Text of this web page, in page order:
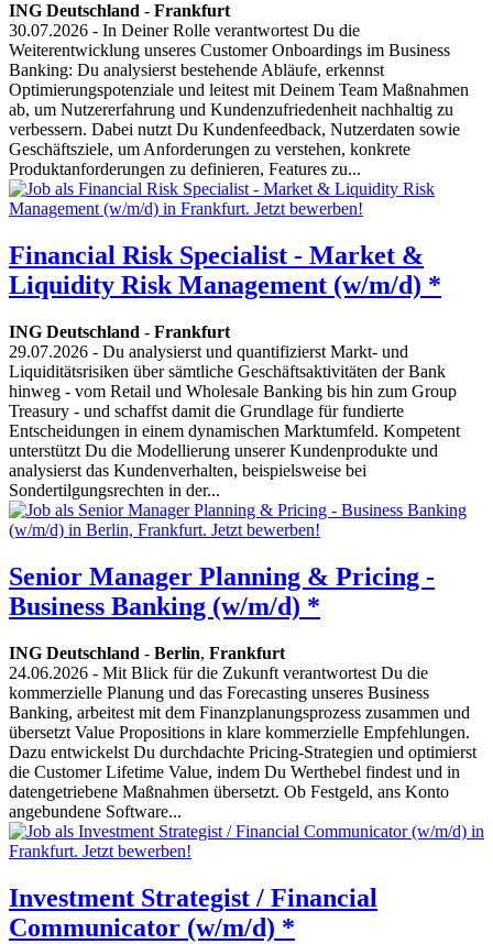
ING Deutschland - Frankfurt
30.07.2026 - In Deiner Rolle verantwortest Du die
Weiterentwicklung unseres Customer Onboardings im Business
Banking: Du analysierst bestehende Abläufe, erkennst
Optimierungspotenziale und leitest mit Deinem Team Maßnahmen
ab, um Nutzererfahrung und Kundenzufriedenheit nachhaltig zu
verbessern. Dabei nutzt Du Kundenfeedback, Nutzerdaten sowie
Geschäftsziele, um Anforderungen zu verstehen, konkrete
Produktanforderungen zu definieren, Features zu...
Financial Risk Specialist - Market &
Liquidity Risk Management (w/m/d) *
ING Deutschland - Frankfurt
29.07.2026 - Du analysierst und quantifizierst Markt- und
Liquiditätsrisiken über sämtliche Geschäftsaktivitäten der Bank
hinweg - vom Retail und Wholesale Banking bis hin zum Group
Treasury - und schaffst damit die Grundlage für fundierte
Entscheidungen in einem dynamischen Marktumfeld. Kompetent
unterstützt Du die Modellierung unserer Kundenprodukte und
analysierst das Kundenverhalten, beispielsweise bei
Sondertilgungsrechten in der...
Senior Manager Planning & Pricing -
Business Banking (w/m/d) *
ING Deutschland - Berlin, Frankfurt
24.06.2026 - Mit Blick für die Zukunft verantwortest Du die
kommerzielle Planung und das Forecasting unseres Business
Banking, arbeitest mit dem Finanzplanungsprozess zusammen und
übersetzt Value Propositions in klare kommerzielle Empfehlungen.
Dazu entwickelst Du durchdachte Pricing-Strategien und optimierst
die Customer Lifetime Value, indem Du Werthebel findest und in
datengetriebene Maßnahmen übersetzt. Ob Festgeld, ans Konto
angebundene Software...
Investment Strategist / Financial
Communicator (w/m/d) *